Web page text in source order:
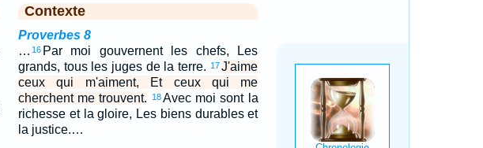
Contexte
Proverbes 8
… 16 Par moi gouvernent les chefs, Les
grands, tous les juges de la terre. 17 J'aime
ceux qui m'aiment, Et ceux qui me
cherchent me trouvent.
18Avec moi sont la
richesse et la gloire, Les biens durables et
la justice.…